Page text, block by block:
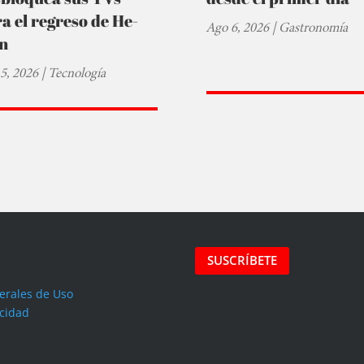
el regreso de He-
2026|Tecnología
Ago 6, 2026|Gastronomía
de Uso
SUSCRÍBETE